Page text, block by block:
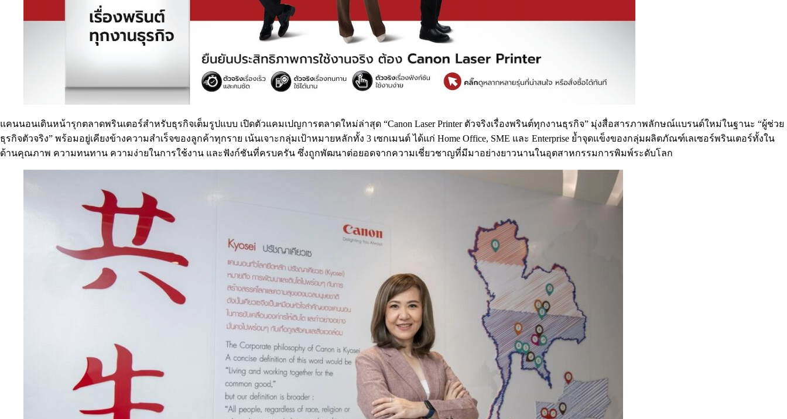
แคนนอนเดินหน้ารุกตลาดพรินเตอร์สำหรับธุรกิจเต็มรูปแบบ เปิดตัวแคมเปญการตลาดใหม่ล่าสุด “Canon Laser Printer ตัวจริงเรื่องพรินต์ทุกงานธุรกิจ” มุ่งสื่อสารภาพลักษณ์แบรนด์ใหม่ในฐานะ “ผู้ช่วย
ธุรกิจตัวจริง” พร้อมอยู่เคียงข้างความสำเร็จของลูกค้าทุกราย เน้นเจาะกลุ่มเป้าหมายหลักทั้ง 3 เซกเมนต์ ได้แก่ Home Office, SME และ Enterprise ย้ำจุดแข็งของกลุ่มผลิตภัณฑ์เลเซอร์พรินเตอร์ทั้งใน
ด้านคุณภาพ ความทนทาน ความง่ายในการใช้งาน และฟังก์ชันที่ครบครัน ซึ่งถูกพัฒนาต่อยอดจากความเชี่ยวชาญที่มีมาอย่างยาวนานในอุตสาหกรรมการพิมพ์ระดับโลก